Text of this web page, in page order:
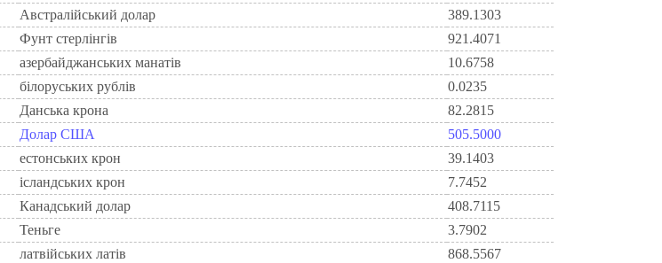
Австралійський долар
389.1303
Фунт стерлінгів
921.4071
азербайджанських манатів
10.6758
білоруських рублів
0.0235
Данська крона
82.2815
Долар США
505.5000
естонських крон
39.1403
ісландських крон
7.7452
Канадський долар
408.7115
Теньге
3.7902
латвійських латів
868.5567